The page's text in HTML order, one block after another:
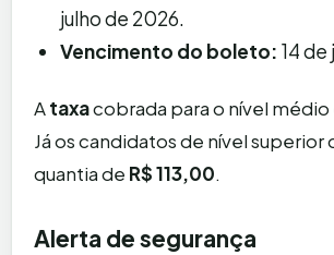
julho de 2026.
Vencimento do boleto: 14
Ataxacobrada para o nível médio
Já os candidatos de nível superior
quantia de R$ 113,00.
Alerta de segurança